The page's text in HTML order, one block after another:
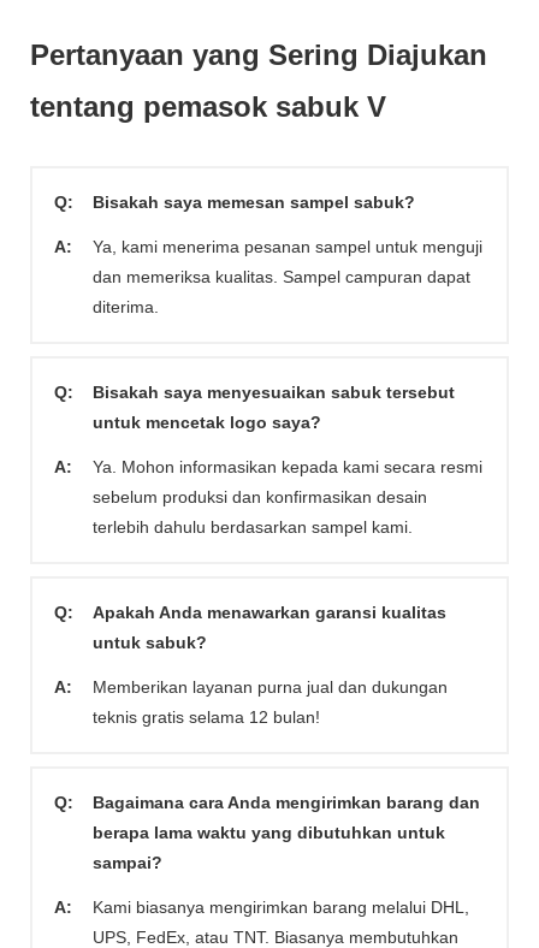
Pertanyaan yang Sering Diajukan
tentang pemasok sabuk V
Q: Bisakah saya memesan sampel sabuk?
A:
Ya, kami menerima pesanan sampel untuk menguji
dan memeriksa kualitas. Sampel campuran dapat
diterima.
Q:
Bisakah saya menyesuaikan sabuk tersebut
untuk mencetak logo saya?
A:
Ya. Mohon informasikan kepada kami secara resmi
sebelum produksi dan konfirmasikan desain
terlebih dahulu berdasarkan sampel kami.
Q:
Apakah Anda menawarkan garansi kualitas
untuk sabuk?
A:
Memberikan layanan purna jual dan dukungan
teknis gratis selama 12 bulan!
Q:
Bagaimana cara Anda mengirimkan barang dan
berapa lama waktu yang dibutuhkan untuk
sampai?
A:
Kami biasanya mengirimkan barang melalui DHL,
UPS, FedEx, atau TNT. Biasanya membutuhkan